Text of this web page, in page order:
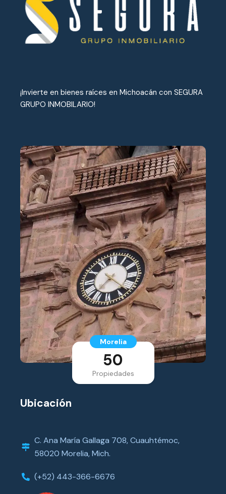
¡Invierte en bienes raíces en Michoacán con SEGURA
GRUPO INMOBILARIO!
Morelia
50
Propiedades
Ubicación
C. Ana María Gallaga 708, Cuauhtémoc,
58020 Morelia, Mich.
(+52) 443-366-6676